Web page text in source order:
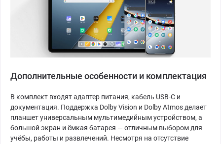
Дополнительные особенности и комплектация
В комплект входят адаптер питания, кабель USB-C и
документация. Поддержка Dolby Vision и Dolby Atmos делает
планшет универсальным мультимедийным устройством, а
большой экран и ёмкая батарея — отличным выбором для
учёбы, работы и развлечений. Несмотря на отсутствие